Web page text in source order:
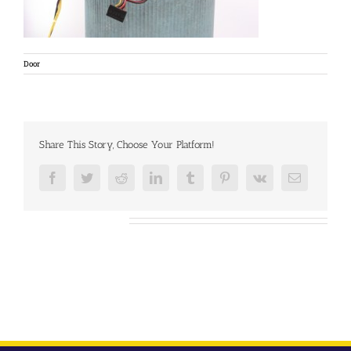
Door
Share This Story, Choose Your Platform!
FacebookTwitterRedditLinkedInTumblr PinterestVk
E-